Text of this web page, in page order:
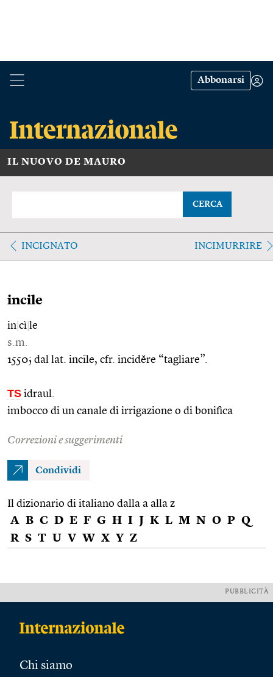
Abbonarsi
IL NUOVO DE MAURO
CERCA
INCIGNATO INCIMURRIRE
incile
in cì le
s.m.
1550; dal lat. incīle, cfr. incidĕre “tagliare”.
TS idraul.
imbocco di un canale di irrigazione o di bonifica
Correzioni e suggerimenti
Condividi
Il dizionario di italiano dalla a alla z
A B C D E F G H I J K L M N O P Q
R S T U V W X Y Z
PUBBLICITÀ
Chi siamo